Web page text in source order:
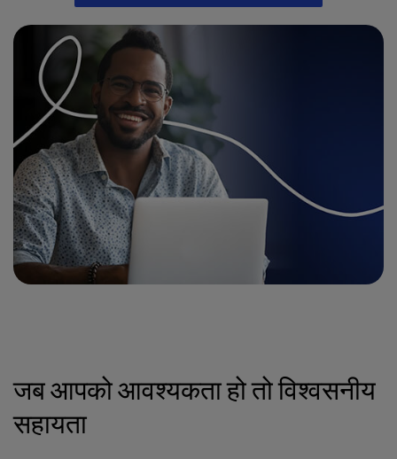
जब आपको आवश्यकता हो तो विश्वसनीय
सहायता